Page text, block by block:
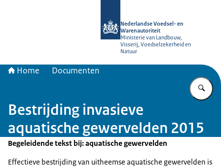
Nederlandse Voedsel- en
Warenautoriteit
Ministerie van Landbouw,
Visserij, Voedselzekerheid en
Natuur
Home Documenten
Bestrijding invasieve
aquatische gewervelden 2015
Begeleidende tekst bij: aquatische gewervelden
Effectieve bestrijding van uitheemse aquatische gewervelden is